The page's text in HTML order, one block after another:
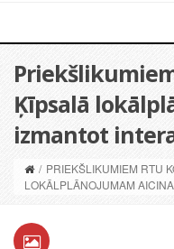
Ķīpsalā
izmantot
/ PRIEKŠLIKUMIEM RTU
LOKĀLPLĀNOJUMAM